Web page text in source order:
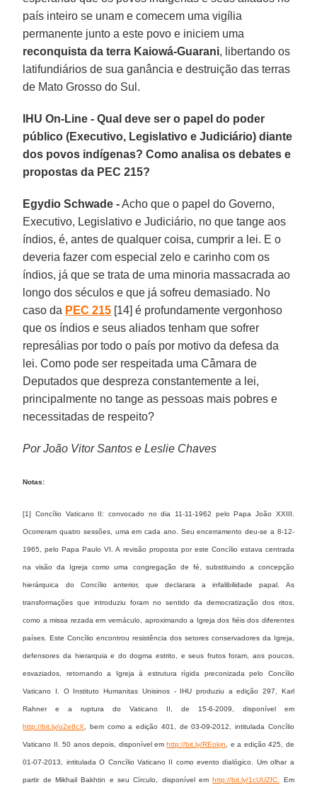
país inteiro se unam e comecem uma vigília
permanente junto a este povo e iniciem uma
reconquista da terra Kaiowá-Guarani, libertando os
latifundiários de sua ganância e destruição das terras
de Mato Grosso do Sul.
IHU On-Line - Qual deve ser o papel do poder
público (Executivo, Legislativo e Judiciário) diante
dos povos indígenas? Como analisa os debates e
propostas da PEC 215?
Egydio Schwade -Acho que o papel do Governo,
Executivo, Legislativo e Judiciário, no que tange aos
índios, é, antes de qualquer coisa, cumprir a lei. E o
deveria fazer com especial zelo e carinho com os
índios, já que se trata de uma minoria massacrada ao
longo dos séculos e que já sofreu demasiado. No
caso da PEC 215 [14] é profundamente vergonhoso
que os índios e seus aliados tenham que sofrer
represálias por todo o país por motivo da defesa da
lei. Como pode ser respeitada uma Câmara de
Deputados que despreza constantemente a lei,
principalmente no tange as pessoas mais pobres e
necessitadas de respeito?
Por João Vitor Santos e Leslie Chaves
Notas:
[1] Concílio Vaticano II: convocado no dia 11-11-1962 pelo Papa João XXIII.
Ocorreram quatro sessões, uma em cada ano. Seu encerramento deu-se a 8-12-
1965, pelo Papa Paulo VI. A revisão proposta por este Concílio estava centrada
na visão da Igreja como uma congregação de fé, substituindo a concepção
hierárquica do Concílio anterior, que declarara a infalibilidade papal. As
transformações que introduziu foram no sentido da democratização dos ritos,
como a missa rezada em vernáculo, aproximando a Igreja dos fiéis dos diferentes
países. Este Concílio encontrou resistência dos setores conservadores da Igreja,
defensores da hierarquia e do dogma estrito, e seus frutos foram, aos poucos,
esvaziados, retornando a Igreja à estrutura rígida preconizada pelo Concílio
Vaticano I. O Instituto Humanitas Unisinos - IHU produziu a edição 297, Karl
Rahner e a ruptura do Vaticano II, de 15-6-2009, disponível em
http://bit.ly/o2e8cX, bem como a edição 401, de 03-09-2012, intitulada Concílio
Vaticano II. 50 anos depois, disponível em http://bit.ly/REokjn, e a edição 425, de
01-07-2013, intitulada O Concílio Vaticano II como evento dialógico. Um olhar a
partir de Mikhail Bakhtin e seu Círculo, disponível em http://bit.ly/1cUUZfC. Em